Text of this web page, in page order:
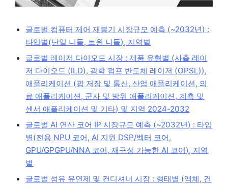
글로벌 컴퓨터 제어 재봉기 시장규모 예측 (~2032년) :
타입별(단일 니들, 트윈 니들), 지역별
글로벌 레이저 다이오드 시장 : 제품 유형별 (사출 레이
저 다이오드 (ILD), 광학 펌프 반도체 레이저 (OPSL)),
애플리케이션 (광 저장 및 통신, 산업 애플리케이션, 의
료 애플리케이션, 군사 및 방위 애플리케이션, 계측 및
센서 애플리케이션 및 기타) 및 지역 2024-2032
글로벌 AI 연산 코어 IP 시장규모 예측 (~2032년) : 타입
별(전용 NPU 코어, AI 지원 DSP/벡터 코어,
GPU/GPGPU/NNA 코어, 재구성 가능한 AI 코어), 지역
별
글로벌 섬유 유연제 및 컨디셔너 시장 : 형태별 (액체, 건